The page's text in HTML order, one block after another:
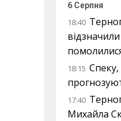
6 Серпня
18:40
18:15
17:40
Михайла